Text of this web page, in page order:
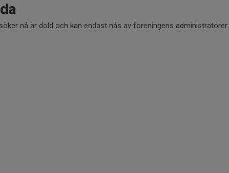
nå är dold och kan endast nås av föreningens administratörer.